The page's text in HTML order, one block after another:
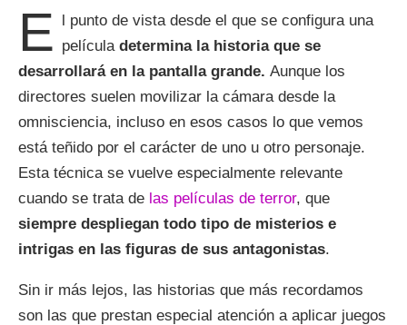
E l punto de vista desde el que se configura una
película determina la historia que se
desarrollará en la pantalla grande. Aunque los
directores suelen movilizar la cámara desde la
omnisciencia, incluso en esos casos lo que vemos
está teñido por el carácter de uno u otro personaje.
Esta técnica se vuelve especialmente relevante
cuando se trata de las películas de terror, que
siempre despliegan todo tipo de misterios e
intrigas en las figuras de sus antagonistas.
Sin ir más lejos, las historias que más recordamos
son las que prestan especial atención a aplicar juegos